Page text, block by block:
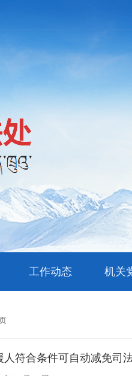
工作动态 机关
人符合条件可自动减免司